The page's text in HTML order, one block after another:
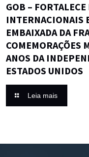
GOB – FORTALECE
INTERNACIONAIS
EMBAIXADA DA
COMEMORAÇÕES
ANOS DA
ESTADOS UNIDOS
Leia mais